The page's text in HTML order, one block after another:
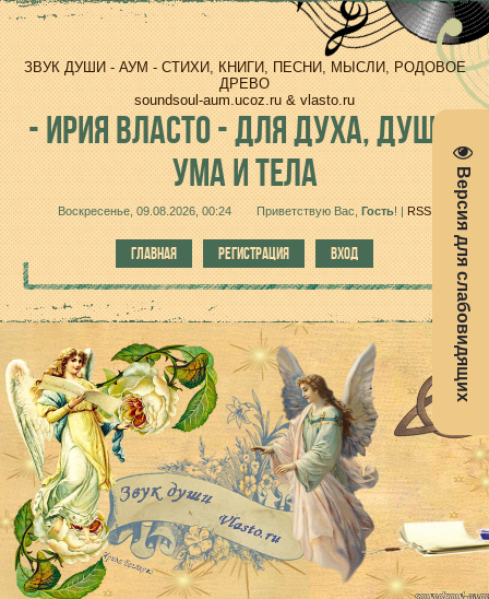
Версия для слабовидящих
ЗВУК ДУШИ - АУМ - СТИХИ, КНИГИ, ПЕСНИ, МЫСЛИ, РОДОВОЕ
ДРЕВО
soundsoul-aum.ucoz.ru & vlasto.ru
-ИРИЯ ВЛАСТО - ДЛЯ ДУХА, ДУШИ,
УМА И ТЕЛА
Воскресенье, 09.08.2026, 00:24 Приветствую Вас Гость! | RSS
ГЛАВНАЯ РЕГИСТРАЦИЯ ВХОД